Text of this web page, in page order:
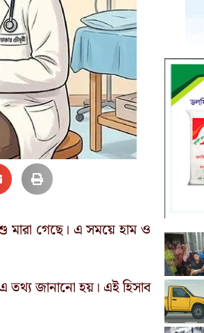
গেছে। এ সময়ে হাম ও
তথ্য জানানো হয়। এই হিসাব